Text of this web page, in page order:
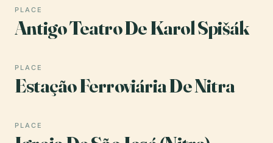
PLACE
Antigo Teatro De Karol Spišák
PLACE
Estação Ferroviária De Nitra
PLACE